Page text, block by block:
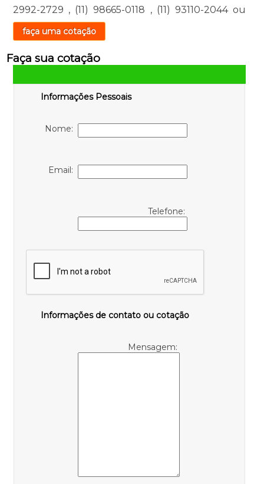
2992-2729 , (11) 98665-0118 , (11) 93110-2044 ou
faça uma cotação
Faça sua cotação
Informações Pessoais
Nome:
Email:
Telefone:
Informações de contato ou cotação
Mensagem: